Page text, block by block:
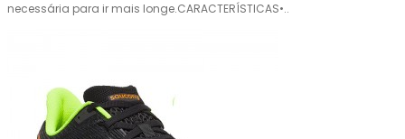
necessária para ir mais longe.CARACTERÍSTICAS•..